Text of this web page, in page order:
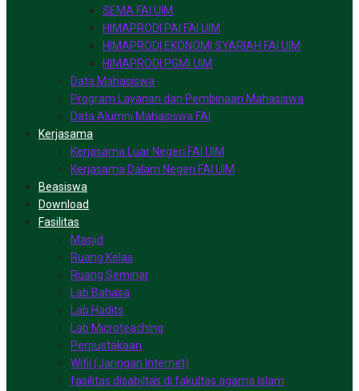
SEMA FAI UIM
HIMAPRODI PAI FAI UIM
HIMAPRODI EKONOMI SYARIAH FAI UIM
HIMAPRODI PGMI UIM
Data Mahasiswa
Program Layanan dan Pembinaan Mahasiswa
Data Alumni Mahasiswa FAI
Kerjasama
Kerjasama Luar Negeri FAI UIM
Kerjasama Dalam Negeri FAI UIM
Beasiswa
Download
Fasilitas
Masjid
Ruang Kelas
Ruang Seminar
Lab Bahasa
Lab Hadits
Lab Microteaching
Perpustakaan
Wifii (Jaringan Internet)
fasilitas disabiltas di fakultas agama islam